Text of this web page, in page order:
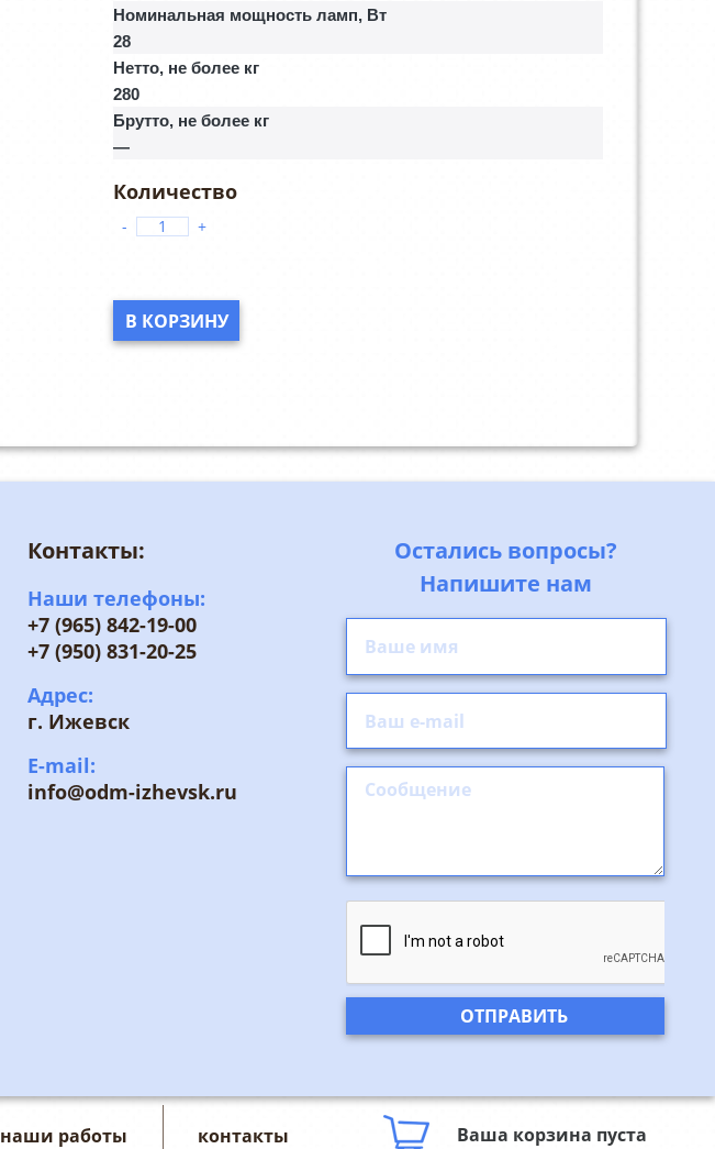
Номинальная мощность ламп, Вт
28
Нетто, не более кг
280
Брутто, не более кг
—
- +
В КОРЗИНУ
Контакты:
Наши телефоны:
+7 (965) 842-19-00
+7 (950) 831-20-25
Адрес:
г. Ижевск
E-mail:
info@odm-izhevsk.ru
Остались вопросы?
Напишите нам
наши работы контакты Ваша корзина пуста